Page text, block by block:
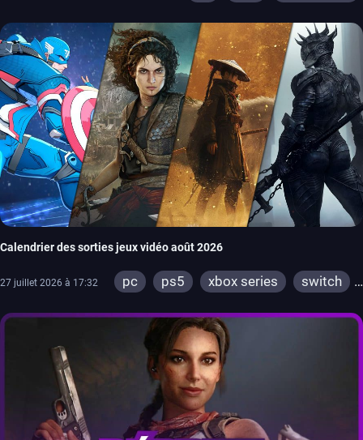
Calendrier des sorties jeux vidéo août 2026
27 juillet 2026 à 17:32 pc ps5 xbox series
switch